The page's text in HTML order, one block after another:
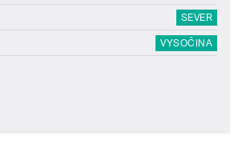
SEVER
VYSOČINA